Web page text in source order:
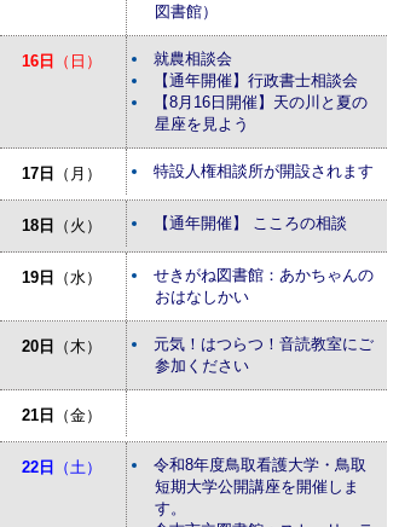
図書館）
16日 （日）
就農相談会
【通年開催】行政書士相談会
【8月16日開催】天の川と夏の
星座を見よう
17日 （月） 特設人権相談所が開設されます
18日 （火） 【通年開催】 こころの相談
19日 （水）
せきがね図書館：あかちゃんの
おはなしかい
20日 （木）
元気！はつらつ！音読教室にご
参加ください
21日 （金）
22日 （土）
令和8年度鳥取看護大学・鳥取
短期大学公開講座を開催しま
す。